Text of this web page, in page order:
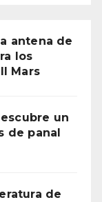
antena de
los
Mars
un
de panal
de